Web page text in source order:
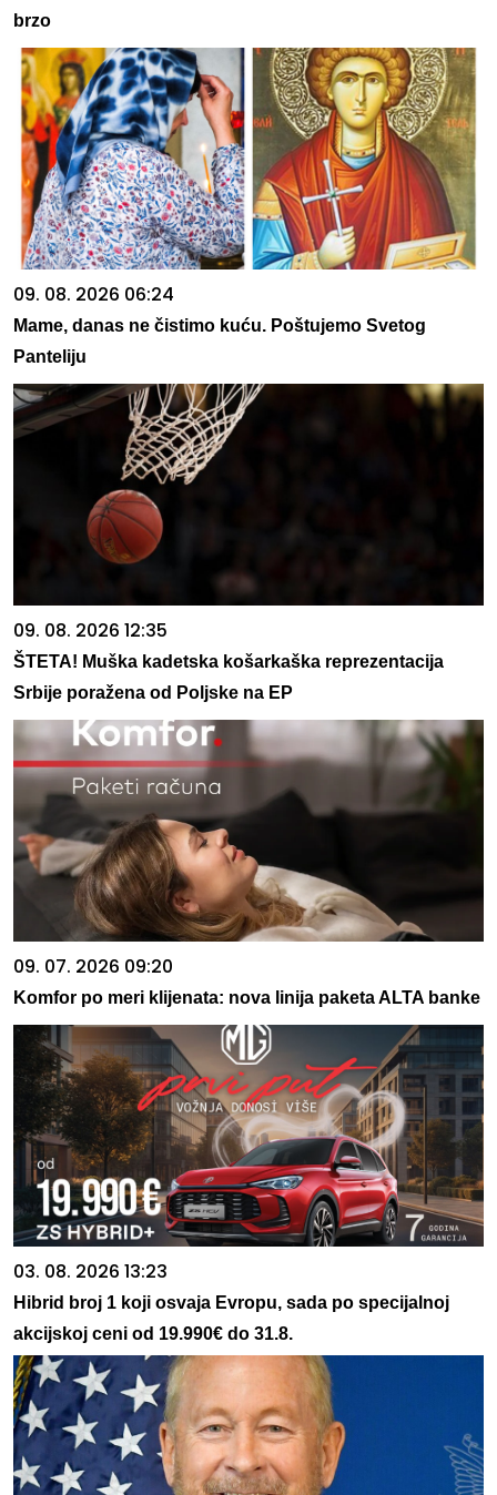
brzo
09. 08. 2026 06:24
Mame, danas ne čistimo kuću. Poštujemo Svetog
Panteliju
09. 08. 2026 12:35
ŠTETA! Muška kadetska košarkaška reprezentacija
Srbije poražena od Poljske na EP
09. 07. 2026 09:20
Komfor po meri klijenata: nova linija paketa ALTA banke
03. 08. 2026 13:23
Hibrid broj 1 koji osvaja Evropu, sada po specijalnoj
akcijskoj ceni od 19.990€ do 31.8.